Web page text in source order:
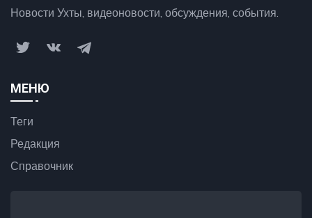
Новости Ухты, видеоновости, обсуждения, события.
МЕНЮ
Теги
Редакция
Справочник